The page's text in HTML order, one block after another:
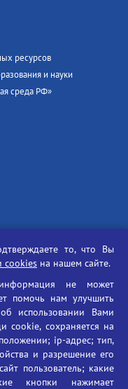
ресурсов
и науки
среда РФ»
РФ
то, что Вы
cookies на нашем сайте.
не может
помочь нам улучшить
использовании Вами
cookie, сохраняется на
ip-адрес; тип,
и разрешение его
пользователь; какие
кнопки нажимает